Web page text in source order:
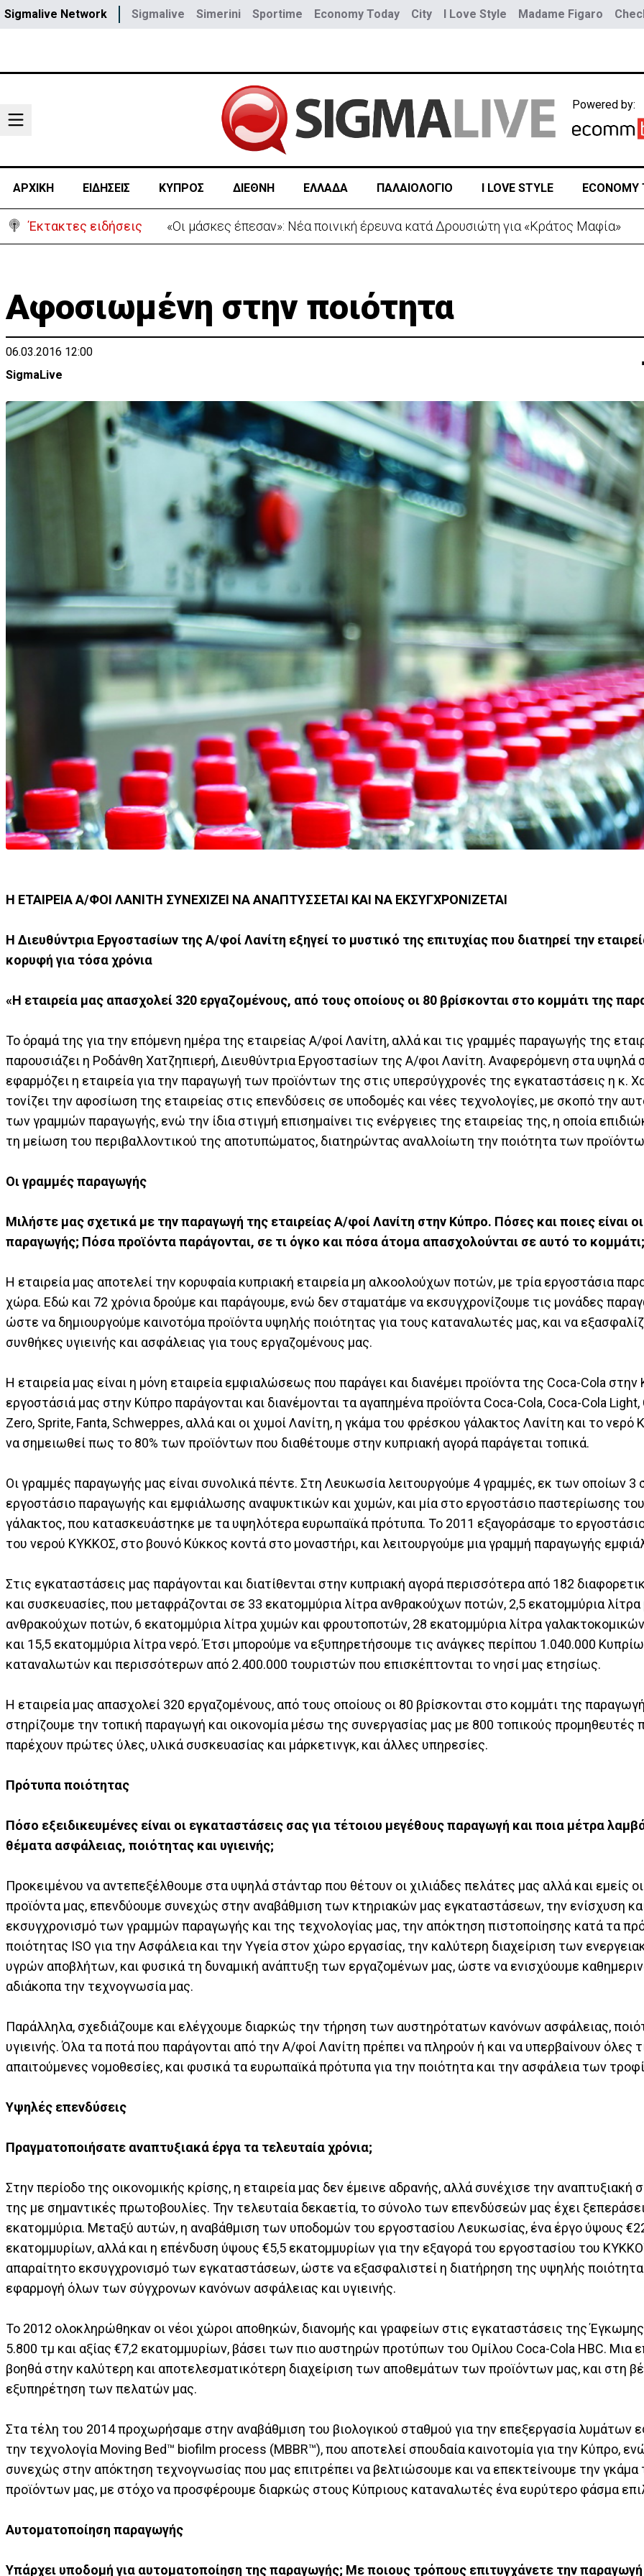
Sigmalive Network Sigmalive Simerini Sportime Economy Today City I Love Style Madame Figaro
Powered by:
ΑΡΧΙΚΗ ΕΙΔΗΣΕΙΣ ΚΥΠΡΟΣ ΔΙΕΘΝΗ ΕΛΛΑΔΑ ΠΑΛΑΙΟΛΟΓΙΟ I LOVE STYLE ECONOMY
Έκτακτες ειδήσεις «Πόλεμος» Σάντσεθ-Μελόνι λόγω της Θέουτα: Ελέγχους και από Ισπανία στα
Αφοσιωμένη στην ποιότητα
06.03.2016 12:00
SigmaLive
Η ΕΤΑΙΡΕΙΑ Α/ΦΟΙ ΛΑΝΙΤΗ ΣΥΝΕΧΙΖΕΙ ΝΑ ΑΝΑΠΤΥΣΣΕΤΑΙ ΚΑΙ ΝΑ ΕΚΣΥΓΧΡΟΝΙΖΕΤΑΙ
Η Διευθύντρια Εργοστασίων της Α/φοί Λανίτη εξηγεί το μυστικό της επιτυχίας που διατηρεί την
κορυφή για τόσα χρόνια
«Η εταιρεία μας απασχολεί 320 εργαζομένους, από τους οποίους οι 80 βρίσκονται στο κομμάτι της
Το όραμά της για την επόμενη ημέρα της εταιρείας Α/φοί Λανίτη, αλλά και τις γραμμές παραγωγής της
παρουσιάζει η Ροδάνθη Χατζηπιερή, Διευθύντρια Εργοστασίων της A/φοι Λανίτη. Αναφερόμενη στα υψηλά
εφαρμόζει η εταιρεία για την παραγωγή των προϊόντων της στις υπερσύγχρονές της εγκαταστάσεις η κ.
τονίζει την αφοσίωση της εταιρείας στις επενδύσεις σε υποδομές και νέες τεχνολογίες, με σκοπό την
των γραμμών παραγωγής, ενώ την ίδια στιγμή επισημαίνει τις ενέργειες της εταιρείας της, η οποία
τη μείωση του περιβαλλοντικού της αποτυπώματος, διατηρώντας αναλλοίωτη την ποιότητα των
Οι γραμμές παραγωγής
Μιλήστε μας σχετικά με την παραγωγή της εταιρείας Α/φοί Λανίτη στην Κύπρο. Πόσες και ποιες είναι
παραγωγής; Πόσα προϊόντα παράγονται, σε τι όγκο και πόσα άτομα απασχολούνται σε αυτό το κομμάτι;
Η εταιρεία μας αποτελεί την κορυφαία κυπριακή εταιρεία μη αλκοολούχων ποτών, με τρία εργοστάσια
χώρα. Εδώ και 72 χρόνια δρούμε και παράγουμε, ενώ δεν σταματάμε να εκσυγχρονίζουμε τις μονάδες
ώστε να δημιουργούμε καινοτόμα προϊόντα υψηλής ποιότητας για τους καταναλωτές μας, και να
συνθήκες υγιεινής και ασφάλειας για τους εργαζομένους μας.
Η εταιρεία μας είναι η μόνη εταιρεία εμφιαλώσεως που παράγει και διανέμει προϊόντα της Coca-Cola
εργοστάσιά μας στην Κύπρο παράγονται και διανέμονται τα αγαπημένα προϊόντα Coca-Cola, Coca-Cola Light,
Zero, Sprite, Fanta, Schweppes, αλλά και οι χυμοί Λανίτη, η γκάμα του φρέσκου γάλακτος Λανίτη και το νερό
να σημειωθεί πως το 80% των προϊόντων που διαθέτουμε στην κυπριακή αγορά παράγεται τοπικά.
Οι γραμμές παραγωγής μας είναι συνολικά πέντε. Στη Λευκωσία λειτουργούμε 4 γραμμές, εκ των οποίων 3
εργοστάσιο παραγωγής και εμφιάλωσης αναψυκτικών και χυμών, και μία στο εργοστάσιο παστερίωσης
γάλακτος, που κατασκευάστηκε με τα υψηλότερα ευρωπαϊκά πρότυπα. Το 2011 εξαγοράσαμε το
του νερού ΚΥΚΚΟΣ, στο βουνό Κύκκος κοντά στο μοναστήρι, και λειτουργούμε μια γραμμή παραγωγής
Στις εγκαταστάσεις μας παράγονται και διατίθενται στην κυπριακή αγορά περισσότερα από 182
και συσκευασίες, που μεταφράζονται σε 33 εκατομμύρια λίτρα ανθρακούχων ποτών, 2,5 εκατομμύρια λίτρα
ανθρακούχων ποτών, 6 εκατομμύρια λίτρα χυμών και φρουτοποτών, 28 εκατομμύρια λίτρα
και 15,5 εκατομμύρια λίτρα νερό. Έτσι μπορούμε να εξυπηρετήσουμε τις ανάγκες περίπου 1.040.000
καταναλωτών και περισσότερων από 2.400.000 τουριστών που επισκέπτονται το νησί μας ετησίως.
Η εταιρεία μας απασχολεί 320 εργαζομένους, από τους οποίους οι 80 βρίσκονται στο κομμάτι της
στηρίζουμε την τοπική παραγωγή και οικονομία μέσω της συνεργασίας μας με 800 τοπικούς προμηθευτές
παρέχουν πρώτες ύλες, υλικά συσκευασίας και μάρκετινγκ, και άλλες υπηρεσίες.
Πρότυπα ποιότητας
Πόσο εξειδικευμένες είναι οι εγκαταστάσεις σας για τέτοιου μεγέθους παραγωγή και ποια μέτρα
θέματα ασφάλειας, ποιότητας και υγιεινής;
Προκειμένου να αντεπεξέλθουμε στα υψηλά στάνταρ που θέτουν οι χιλιάδες πελάτες μας αλλά και εμείς οι
προϊόντα μας, επενδύουμε συνεχώς στην αναβάθμιση των κτηριακών μας εγκαταστάσεων, την ενίσχυση
εκσυγχρονισμό των γραμμών παραγωγής και της τεχνολογίας μας, την απόκτηση πιστοποίησης κατά τα
ποιότητας ISO για την Ασφάλεια και την Υγεία στον χώρο εργασίας, την καλύτερη διαχείριση των
υγρών αποβλήτων, και φυσικά τη δυναμική ανάπτυξη των εργαζομένων μας, ώστε να ενισχύουμε
αδιάκοπα την τεχνογνωσία μας.
Παράλληλα, σχεδιάζουμε και ελέγχουμε διαρκώς την τήρηση των αυστηρότατων κανόνων ασφάλειας,
υγιεινής. Όλα τα ποτά που παράγονται από την Α/φοί Λανίτη πρέπει να πληρούν ή και να υπερβαίνουν όλες
απαιτούμενες νομοθεσίες, και φυσικά τα ευρωπαϊκά πρότυπα για την ποιότητα και την ασφάλεια των
Υψηλές επενδύσεις
Πραγματοποιήσατε αναπτυξιακά έργα τα τελευταία χρόνια;
Στην περίοδο της οικονομικής κρίσης, η εταιρεία μας δεν έμεινε αδρανής, αλλά συνέχισε την αναπτυξιακή
της με σημαντικές πρωτοβουλίες. Την τελευταία δεκαετία, το σύνολο των επενδύσεών μας έχει
εκατομμύρια. Μεταξύ αυτών, η αναβάθμιση των υποδομών του εργοστασίου Λευκωσίας, ένα έργο ύψους
εκατομμυρίων, αλλά και η επένδυση ύψους €5,5 εκατομμυρίων για την εξαγορά του εργοστασίου του
απαραίτητο εκσυγχρονισμό των εγκαταστάσεων, ώστε να εξασφαλιστεί η διατήρηση της υψηλής
εφαρμογή όλων των σύγχρονων κανόνων ασφάλειας και υγιεινής.
Το 2012 ολοκληρώθηκαν οι νέοι χώροι αποθηκών, διανομής και γραφείων στις εγκαταστάσεις της
5.800 τμ και αξίας €7,2 εκατομμυρίων, βάσει των πιο αυστηρών προτύπων του Ομίλου Coca-Cola HBC. Μια
βοηθά στην καλύτερη και αποτελεσματικότερη διαχείριση των αποθεμάτων των προϊόντων μας, και στη
εξυπηρέτηση των πελατών μας.
Στα τέλη του 2014 προχωρήσαμε στην αναβάθμιση του βιολογικού σταθμού για την επεξεργασία λυμάτων
την τεχνολογία Moving Bed™ biofilm process (MBBR™), που αποτελεί σπουδαία καινοτομία για την Κύπρο,
συνεχώς στην απόκτηση τεχνογνωσίας που μας επιτρέπει να βελτιώσουμε και να επεκτείνουμε την γκάμα
προϊόντων μας, με στόχο να προσφέρουμε διαρκώς στους Κύπριους καταναλωτές ένα ευρύτερο φάσμα
Αυτοματοποίηση παραγωγής
Υπάρχει υποδομή για αυτοματοποίηση της παραγωγής; Με ποιους τρόπους επιτυγχάνετε την